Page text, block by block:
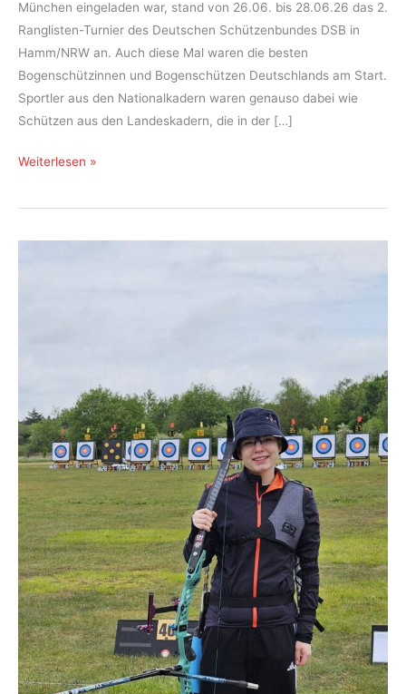
München eingeladen war, stand von 26.06. bis 28.06.26 das 2.
Ranglisten-Turnier des Deutschen Schützenbundes DSB in
Hamm/NRW an. Auch diese Mal waren die besten
Bogenschützinnen und Bogenschützen Deutschlands am Start.
Sportler aus den Nationalkadern waren genauso dabei wie
Schützen aus den Landeskadern, die in der […]
2.
Bogen
Weiterlesen »